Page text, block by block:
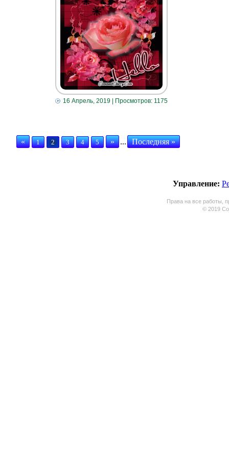
16 Апрель, 2019 | Просмотров: 1175
« 1 2 3 4 5 » ... Последняя »
Управление:
Права на все работы,
© 2019